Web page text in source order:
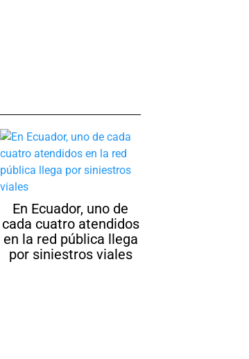
En Ecuador, uno de
cada cuatro atendidos
en la red pública llega
por siniestros viales